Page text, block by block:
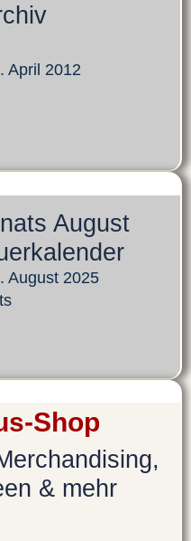
April 2012
August
August 2025
Shop
& mehr